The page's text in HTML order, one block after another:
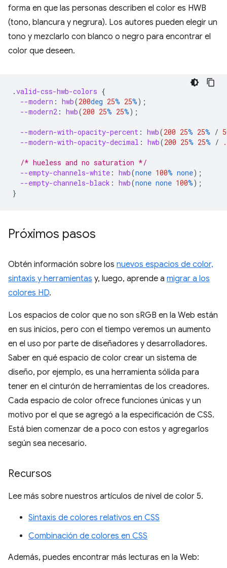
forma en que las personas describen el color es HWB
(tono, blancura y negrura). Los autores pueden elegir un
tono y mezclarlo con blanco o negro para encontrar el
color que deseen.
.valid-css-hwb-colors {
--modern : hwb(200deg 25% 25%);
--modern2 : hwb(200 25% 25%);
--modern-with-opacity-percent : hwb(200 25% 25% /
--modern-with-opacity-decimal : hwb(200 25% 25% /
/* hueless and no saturation */
--empty-channels-white : hwb(none 100% none);
--empty-channels-black : hwb(none none 100%);
}
Próximos pasos
Obtén información sobre los nuevos espacios de color,
sintaxis y herramientas y, luego, aprende a migrar a los
colores HD.
Los espacios de color que no son sRGB en la Web están
en sus inicios, pero con el tiempo veremos un aumento
en el uso por parte de diseñadores y desarrolladores.
Saber en qué espacio de color crear un sistema de
diseño, por ejemplo, es una herramienta sólida para
tener en el cinturón de herramientas de los creadores.
Cada espacio de color ofrece funciones únicas y un
motivo por el que se agregó a la especificación de CSS.
Está bien comenzar de a poco con estos y agregarlos
según sea necesario.
Recursos
Lee más sobre nuestros artículos de nivel de color 5.
Sintaxis de colores relativos en CSS
Combinación de colores en CSS
Además, puedes encontrar más lecturas en la Web: